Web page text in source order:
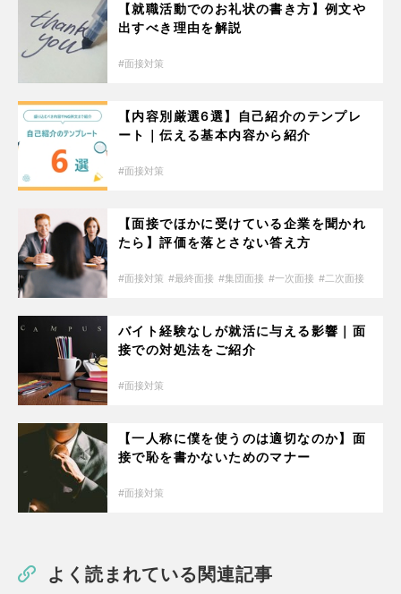
【就職活動でのお礼状の書き方】例文や
出すべき理由を解説
面接対策
【内容別厳選6選】自己紹介のテンプレ
ート｜伝える基本内容から紹介
面接対策
【面接でほかに受けている企業を聞かれ
たら】評価を落とさない答え方
面接対策 最終面接 集団面接 一次面接 二次面接
バイト経験なしが就活に与える影響｜面
接での対処法をご紹介
面接対策
【一人称に僕を使うのは適切なのか】面
接で恥を書かないためのマナー
面接対策
よく読まれている関連記事